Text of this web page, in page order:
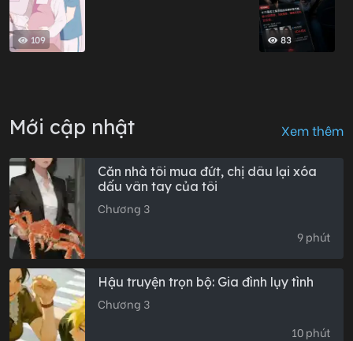
109 83
Mới cập nhật Xem thêm
Căn nhà tôi mua đứt, chị dâu lại xóa
dấu vân tay của tôi
Chương 3
9 phút
Hậu truyện trọn bộ: Gia đình lụy tình
Chương 3
10 phút